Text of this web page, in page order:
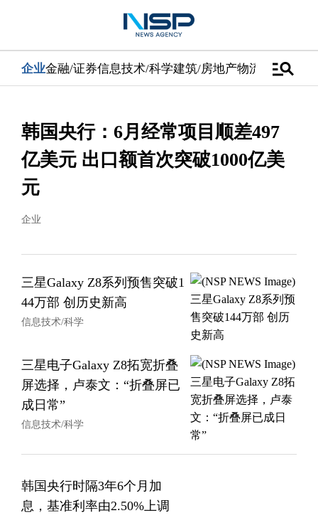
企业金融/证券信息技术/科学建筑/房地产物流/配送汽车
manage_search
韩国央行：6月经常项目顺差497
亿美元 出口额首次突破1000亿美
元
企业
三星Galaxy Z8系列预售突破1
44万部 创历史新高
信息技术/科学
三星电子Galaxy Z8拓宽折叠
屏选择，卢泰文：“折叠屏已
成日常”
信息技术/科学
韩国央行时隔3年6个月加
息，基准利率由2.50%上调